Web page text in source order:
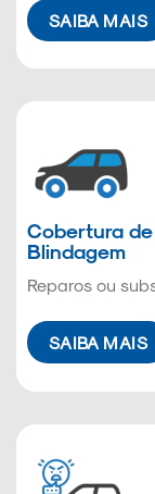
SAIBA MAIS
Cobertura de
Blindagem
Reparos ou
SAIBA MAIS